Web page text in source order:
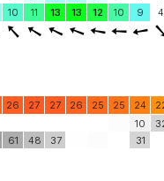
10 11 13 13 12 10 9 4
26 27 27 26 25 25 24
61 48 37
10
31